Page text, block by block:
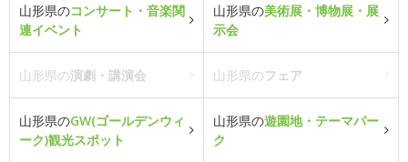
山形県のコンサート・音楽関
連イベント
山形県の美術展・博物展・展
示会
山形県の演劇・講演会 山形県のフェア
山形県のGW(ゴールデンウィ
ーク)観光スポット
山形県の遊園地・テーマパー
ク